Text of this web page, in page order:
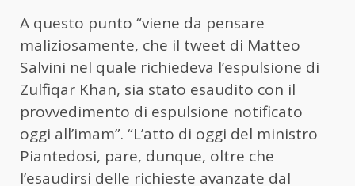
A questo punto “viene da pensare
maliziosamente, che il tweet di Matteo
Salvini nel quale richiedeva l’espulsione di
Zulfiqar Khan, sia stato esaudito con il
provvedimento di espulsione notificato
oggi all’imam”. “L’atto di oggi del ministro
Piantedosi, pare, dunque, oltre che
l’esaudirsi delle richieste avanzate dal